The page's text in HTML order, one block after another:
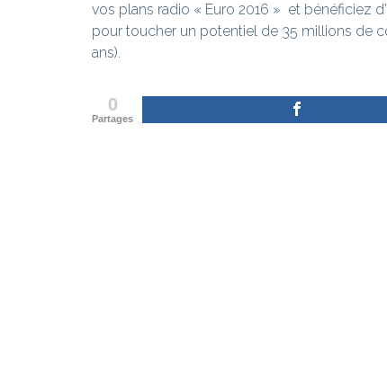
vos plans radio « Euro 2016 » et bénéficiez
pour toucher un potentiel de 35 millions de
ans).
0
Partages